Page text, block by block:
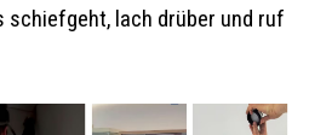
schiefgeht, lach drüber und ruf